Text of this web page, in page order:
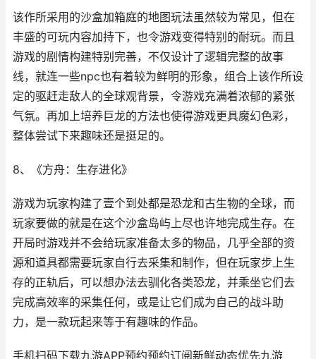
该作所采用的沙盒加箱庭的地图玩法虽然较为常见，但在
丰盛的可玩内容加持下，也令游戏变得特别的耐玩。而且
游戏的剧情构建特别完善，不仅设计了逻辑完整的故事
线，就连一些npc也有着较为鲜明的形象，组合上该作所设
定的驱赶走敌人的全球观背景，令游戏充满着浓郁的紧张
气氛。再加上培养巨龙的方法也使得游戏更具魔幻色彩，
整体尝试下来趣味还是挺足的。
8、《方舟：生存进化》
游戏为玩家构建了壹个到处都是恐龙和古生物的全球，而
玩家要做的就是在这个沙盒岛屿上尽也许地完成生存。在
开局时游戏并不会给玩家准备太多的物品，几乎全部的资
源和道具都需要玩家自行去采集和制作，但在玩家步上生
存的正轨后，可以想办法去驯化各类恐龙，并乘坐它们去
完成高效率的采集任何，或是让它们成为自己的战斗助
力，是一款玩起来等于有趣味的作品。
手机扫码下载九游APP预约预约订阅新鲜动态优先九游